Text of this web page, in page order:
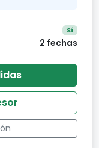
Sí
2 fechas